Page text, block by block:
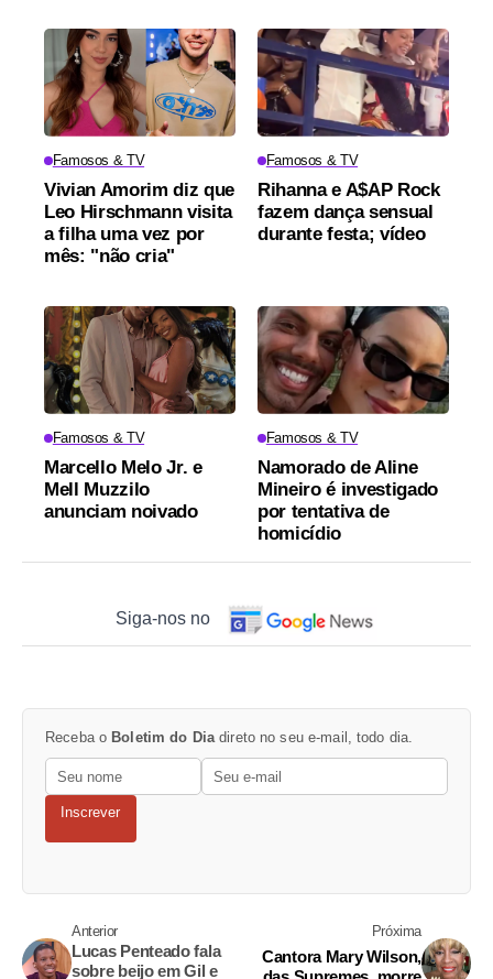
Famosos & TV
Vivian Amorim diz que
Leo Hirschmann visita
a filha uma vez por
mês: "não cria"
Famosos & TV
Rihanna e A$AP Rock
fazem dança sensual
durante festa; vídeo
Famosos & TV
Marcello Melo Jr. e
Mell Muzzilo
anunciam noivado
Famosos & TV
Namorado de Aline
Mineiro é investigado
por tentativa de
homicídio
Siga-nos no
Receba o Boletim do Dia direto no seu e-mail, todo dia.
Inscrever
Anterior
Lucas Penteado fala
sobre beijo em Gil e
Próxima
Cantora Mary Wilson,